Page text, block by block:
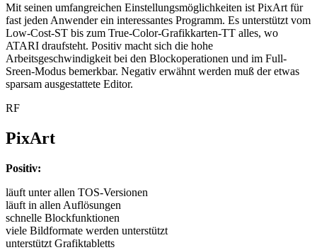
Mit seinen umfangreichen Einstellungsmöglichkeiten ist PixArt für
fast jeden Anwender ein interessantes Programm. Es unterstützt vom
Low-Cost-ST bis zum True-Color-Grafikkarten-TT alles, wo
ATARI draufsteht. Positiv macht sich die hohe
Arbeitsgeschwindigkeit bei den Blockoperationen und im Full-
Sreen-Modus bemerkbar. Negativ erwähnt werden muß der etwas
sparsam ausgestattete Editor.
RF
PixArt
Positiv:
läuft unter allen TOS-Versionen
läuft in allen Auflösungen
schnelle Blockfunktionen
viele Bildformate werden unterstützt
unterstützt Grafiktabletts